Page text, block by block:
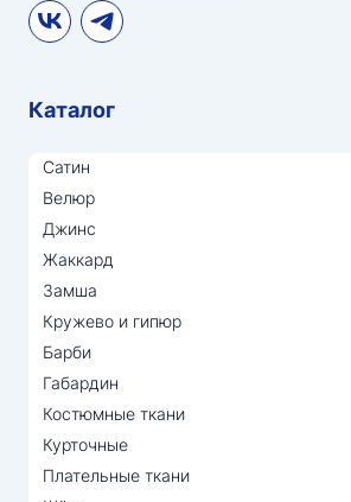
Каталог
Сатин
Велюр
Джинс
Жаккард
Замша
Кружево и гипюр
Барби
Габардин
Костюмные ткани
Курточные
Плательные ткани